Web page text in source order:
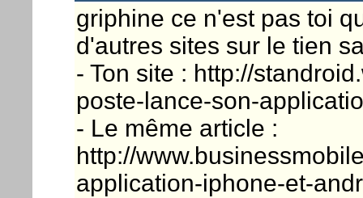
griphine ce n'est pas toi
d'autres sites sur le tien
- Ton site : http://
poste-lance-son-
- Le même article :
http://
application-iphone-et-